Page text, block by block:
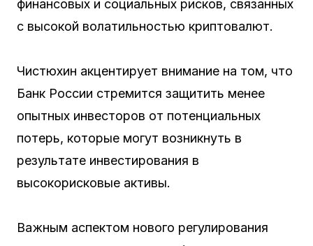
финансовых и социальных рисков, связанных
с высокой волатильностью криптовалют.
Чистюхин акцентирует внимание на том, что
Банк России стремится защитить менее
опытных инвесторов от потенциальных
потерь, которые могут возникнуть в
результате инвестирования в
высокорисковые активы.
Важным аспектом нового регулирования